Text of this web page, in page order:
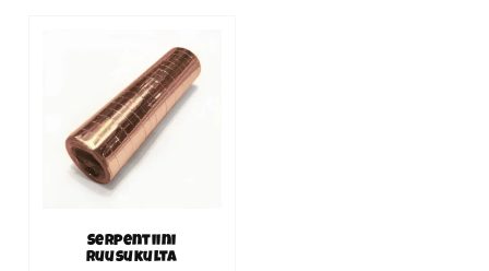
Serpentiini
ruusukulta